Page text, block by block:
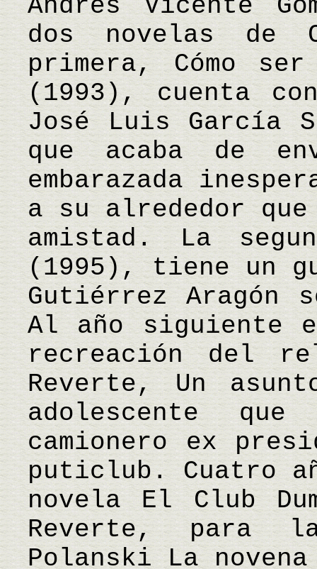
Andrés Vicente
dos novelas de
primera, Cómo
(1993), cuenta
José Luis García
que acaba de
embarazada
a su alrededor que
amistad. La
(1995), tiene un
Gutiérrez Aragón
Al año siguiente
recreación del
Reverte, Un
adolescente
camionero ex
puticlub. Cuatro
novela El Club
Reverte, para
Polanski La